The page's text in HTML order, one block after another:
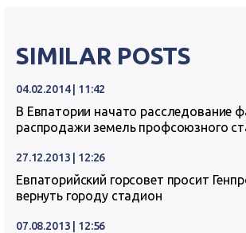
SIMILAR POSTS
04.02.2014 | 11:42
В Евпатории начато расследование
распродажи земель профсоюзного
27.12.2013 | 12:26
Евпаторийский горсовет просит
вернуть городу стадион
07.08.2013 | 12:56